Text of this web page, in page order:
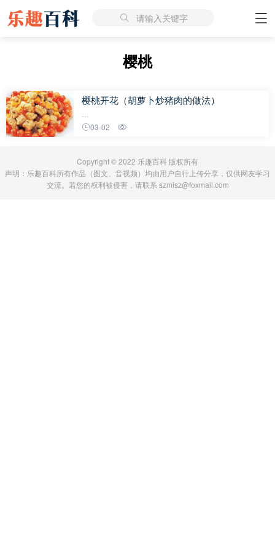
请输入关键字
樱桃
樱桃开花（胡萝卜炒猪肉的做法）
...
03-02
Copyright © 2022 乐趣百科 版权所有
声明：乐趣百科所有作品（图文、音视频）均由用户自行上传分享，仅供网友学习
交流。若您的权利被侵害，请联系 szmisz@foxmail.com